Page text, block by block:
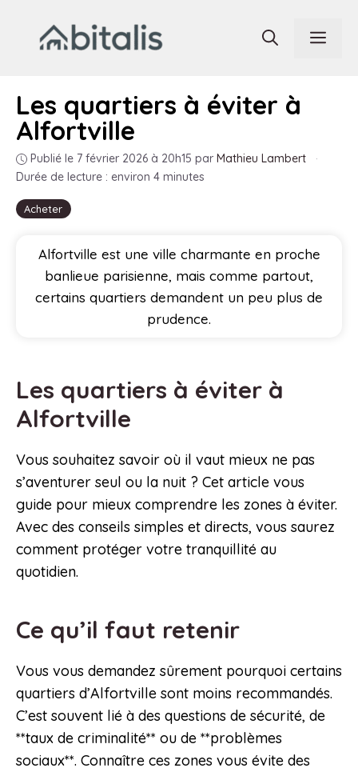
contenu
Acheter
Les quartiers à éviter à
Alfortville
Publié le 7 février 2026 à 20h15 par Mathieu Lambert
·
Durée de lecture : environ 4 minutes
Alfortville est une ville charmante en proche
banlieue parisienne, mais comme partout,
certains quartiers demandent un peu plus de
prudence.
Les quartiers à éviter à
Alfortville
Vous souhaitez savoir où il vaut mieux ne pas
s’aventurer seul ou la nuit ? Cet article vous
guide pour mieux comprendre les zones à éviter.
Avec des conseils simples et directs, vous saurez
comment protéger votre tranquillité au
quotidien.
Ce qu’il faut retenir
Vous vous demandez sûrement pourquoi certains
quartiers d’Alfortville sont moins recommandés.
C’est souvent lié à des questions de sécurité, de
**taux de criminalité** ou de **problèmes
sociaux**. Connaître ces zones vous évite des